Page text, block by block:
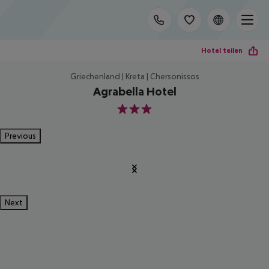
Hotel teilen
Griechenland | Kreta | Chersonissos
Agrabella Hotel
3
Previous
Next